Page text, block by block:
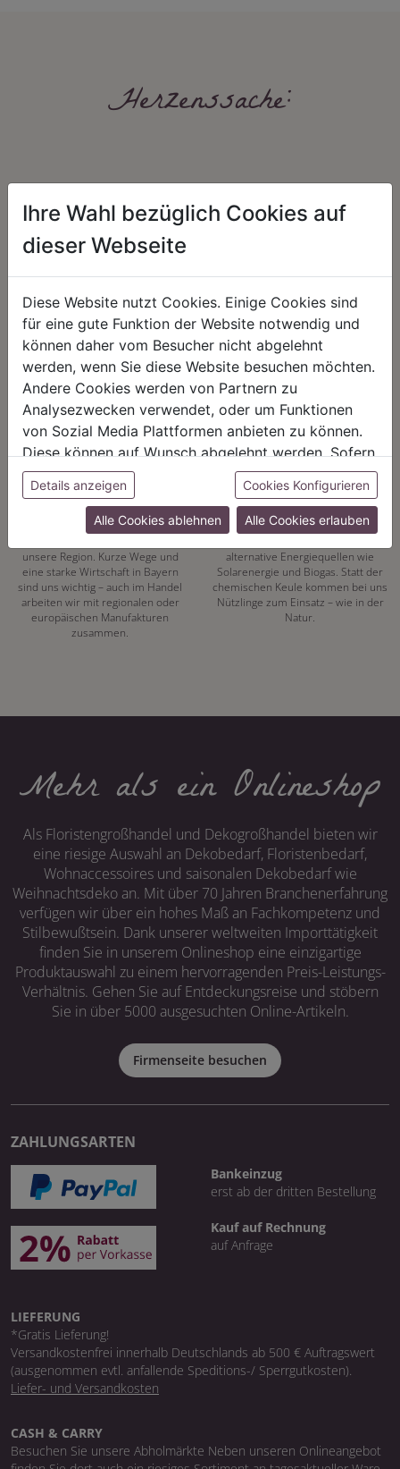
Herzenssache:
Unser Sortiment steht für ein
positives Lebensgefühl. Wir
schenken natürliche, stilvolle
Momente für harmonische Stunden
zu Hause – den Ort, an dem
Menschen sich geborgen fühlen und
positive Energie schöpfen.
Nicht immer ist der günstigste Preis
auch ein guter Preis. Wir handeln
fair – im Hinblick auf unsere
Kalkulation, angemessene
Entlohnung und unsere
Geschäftsbeziehungen.
REGIONALITÄT
Mit unserer eigenen
unsere Region. Kurze Wege und
eine starke Wirtschaft in Bayern
sind uns wichtig – auch im Handel
arbeiten wir mit regionalen oder
europäischen Manufakturen
zusammen.
NACHHALTIGKEIT
Energiewende hat bei uns Tradition.
alternative Energiequellen wie
Solarenergie und Biogas. Statt der
chemischen Keule kommen bei uns
Nützlinge zum Einsatz – wie in der
Natur.
Mehr als ein Onlineshop
Als Floristengroßhandel und Dekogroßhandel bieten wir
eine riesige Auswahl an Dekobedarf, Floristenbedarf,
Wohnaccessoires und saisonalen Dekobedarf wie
Weihnachtsdeko an. Mit über 70 Jahren Branchenerfahrung
verfügen wir über ein hohes Maß an Fachkompetenz und
Stilbewußtsein. Dank unserer weltweiten Importtätigkeit
finden Sie in unserem Onlineshop eine einzigartige
Produktauswahl zu einem hervorragenden Preis-Leistungs-
Verhältnis. Gehen Sie auf Entdeckungsreise und stöbern
Sie in über 5000 ausgesuchten Online-Artikeln.
Firmenseite besuchen
ZAHLUNGSARTEN
Bankeinzug
erst ab der dritten Bestellung
Kauf auf Rechnung
auf Anfrage
LIEFERUNG
*Gratis Lieferung!
Versandkostenfrei innerhalb Deutschlands ab 500 € Auftragswert
(ausgenommen evtl. anfallende Speditions-/ Sperrgutkosten).
Liefer- und Versandkosten
CASH & CARRY
Besuchen Sie unsere Abholmärkte Neben unseren Onlineangebot
Ihre Wahl bezüglich Cookies auf
dieser Webseite
Diese Website nutzt Cookies. Einige Cookies sind
für eine gute Funktion der Website notwendig und
können daher vom Besucher nicht abgelehnt
werden, wenn Sie diese Website besuchen möchten.
Andere Cookies werden von Partnern zu
Analysezwecken verwendet, oder um Funktionen
von Sozial Media Plattformen anbieten zu können.
Diese können auf Wunsch abgelehnt werden. Sofern
sie unsere Webseite weiter nutzen, geben Sie
Einwilligung zu unseren Cookies.
Details anzeigen Cookies Konfigurieren
Alle Cookies ablehnen Alle Cookies erlauben